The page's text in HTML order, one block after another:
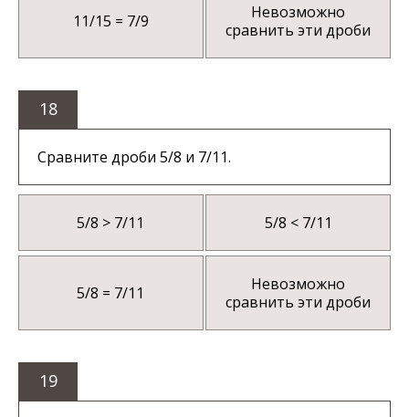
11/15 = 7/9
Невозможно
сравнить эти дроби
18
Сравните дроби 5/8 и 7/11.
5/8 > 7/11 5/8 < 7/11
5/8 = 7/11
Невозможно
сравнить эти дроби
19